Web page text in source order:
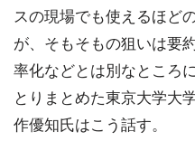
スの現場でも使えるほど
が、そもそもの狙いは要
率化などとは別なところ
とりまとめた東京大学大
作優知氏はこう話す。